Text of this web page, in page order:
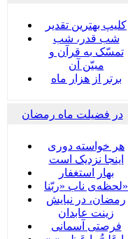
کلیپ بهترین تقدیر
شب قدر، شب
تمسّک به قرآن و
مبیّن آن
برتر از هزار ماه
در فضیلت ماه رمضان
هر خواسته دوری
اینجا نزدیک است
بهار استغفار
لحظه‌ی ناب «ربّنا»
رمضان، در نیایش
زینت عابدان
فرصتی آسمانی